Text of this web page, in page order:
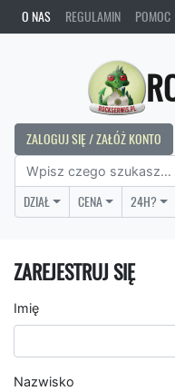
O NAS REGULAMIN POMOC
ZALOGUJ SIĘ / ZAŁÓŻ KONTO
DZIAŁ CENA 24H?
ZAREJESTRUJ SIĘ
Imię
Nazwisko